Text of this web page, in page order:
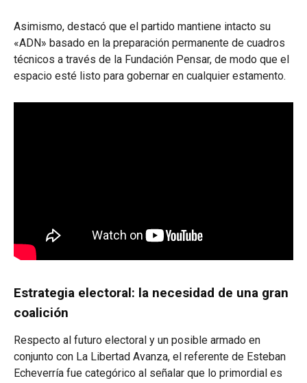
Asimismo, destacó que el partido mantiene intacto su
«ADN» basado en la preparación permanente de cuadros
técnicos a través de la Fundación Pensar, de modo que el
espacio esté listo para gobernar en cualquier estamento.
Estrategia electoral: la necesidad de una gran
coalición
Respecto al futuro electoral y un posible armado en
conjunto con La Libertad Avanza, el referente de Esteban
Echeverría fue categórico al señalar que lo primordial es